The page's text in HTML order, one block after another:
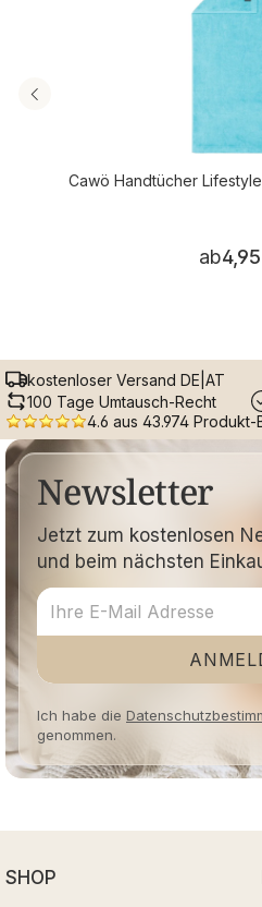
Cawö Handtücher
ab
kostenloser Versand DE|AT
100 Tage Umtausch-Recht
4.6 aus 43.974
Newsletter
Jetzt zum kostenlosen
und beim nächsten
Ich habe die
genommen.
SHOP